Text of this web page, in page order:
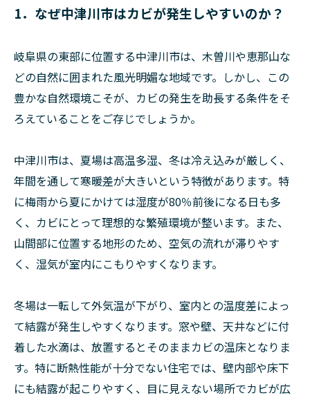
1．なぜ中津川市はカビが発生しやすいのか？
岐阜県の東部に位置する中津川市は、木曽川や恵那山な
どの自然に囲まれた風光明媚な地域です。しかし、この
豊かな自然環境こそが、カビの発生を助長する条件をそ
ろえていることをご存じでしょうか。
中津川市は、夏場は高温多湿、冬は冷え込みが厳しく、
年間を通して寒暖差が大きいという特徴があります。特
に梅雨から夏にかけては湿度が80％前後になる日も多
く、カビにとって理想的な繁殖環境が整います。また、
山間部に位置する地形のため、空気の流れが滞りやす
く、湿気が室内にこもりやすくなります。
冬場は一転して外気温が下がり、室内との温度差によっ
て結露が発生しやすくなります。窓や壁、天井などに付
着した水滴は、放置するとそのままカビの温床となりま
す。特に断熱性能が十分でない住宅では、壁内部や床下
にも結露が起こりやすく、目に見えない場所でカビが広